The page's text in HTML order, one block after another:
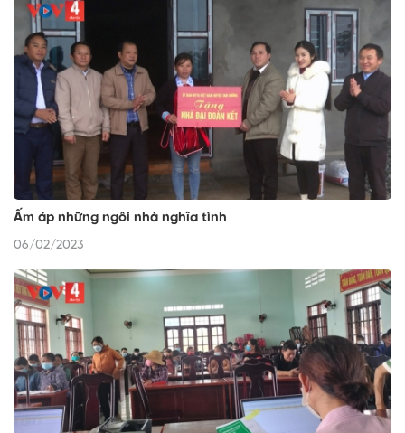
Ấm áp những ngôi nhà nghĩa tình
06/02/2023